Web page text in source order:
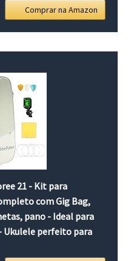
Comprar na Amazon
21 - Kit para
com Gig Bag,
pano - Ideal para
Ukulele perfeito para